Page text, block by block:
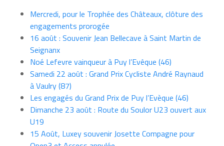
Mercredi, pour le Trophée des Châteaux, clôture des
engagements prorogée
16 août : Souvenir Jean Bellecave à Saint Martin de
Seignanx
Noé Lefevre vainqueur à Puy l’Evêque (46)
Samedi 22 août : Grand Prix Cycliste André Raynaud
à Vaulry (87)
Les engagés du Grand Prix de Puy l’Evèque (46)
Dimanche 23 août : Route du Soulor U23 ouvert aux
U19
15 Août, Luxey souvenir Josette Compagne pour